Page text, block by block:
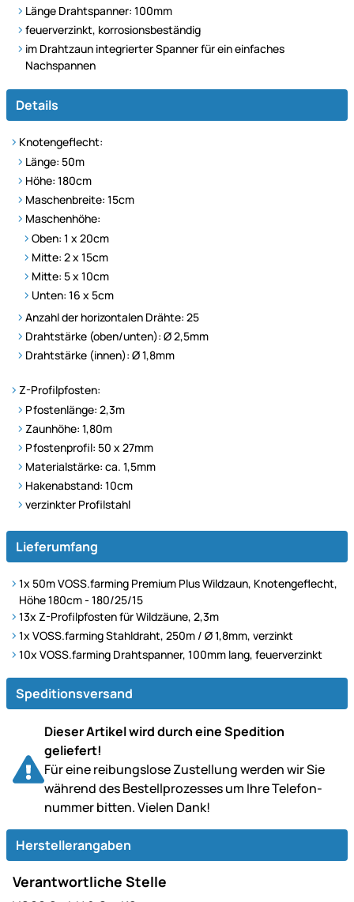
Länge Drahtspanner: 100mm
feuerverzinkt, korrosionsbeständig
im Drahtzaun integrierter Spanner für ein einfaches
Nachspannen
Details
Knotengeflecht:
Länge: 50m
Höhe: 180cm
Maschenbreite: 15cm
Maschenhöhe:
Oben: 1 x 20cm
Mitte: 2 x 15cm
Mitte: 5 x 10cm
Unten: 16 x 5cm
Anzahl der horizontalen Drähte: 25
Drahtstärke (oben/unten): Ø 2,5mm
Drahtstärke (innen): Ø 1,8mm
Z-Profilpfosten:
Pfostenlänge: 2,3m
Zaunhöhe: 1,80m
Pfostenprofil: 50 x 27mm
Materialstärke: ca. 1,5mm
Hakenabstand: 10cm
verzinkter Profilstahl
Lieferumfang
1x 50m VOSS.farming Premium Plus Wildzaun, Knotengeflecht,
Höhe 180cm - 180/25/15
13x Z-Profilpfosten für Wildzäune, 2,3m
1x VOSS.farming Stahldraht, 250m / Ø 1,8mm, verzinkt
10x VOSS.farming Drahtspanner, 100mm lang, feuerverzinkt
Speditionsversand
Dieser Artikel wird durch eine Spedition
geliefert!
Für eine reibungslose Zustellung werden wir Sie
während des Bestell­prozesses um Ihre Telefon­
nummer bitten. Vielen Dank!
Herstellerangaben
Verantwortliche Stelle